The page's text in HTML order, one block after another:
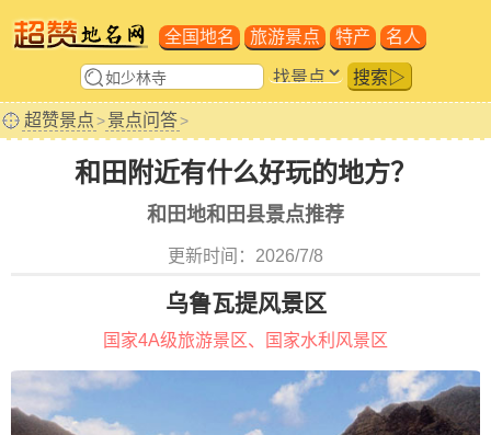
全国地名 旅游景点 特产 名人
搜索▷
超赞景点>景点问答>
和田附近有什么好玩的地方？
和田地和田县景点推荐
更新时间：2026/7/8
乌鲁瓦提风景区
国家4A级旅游景区、国家水利风景区